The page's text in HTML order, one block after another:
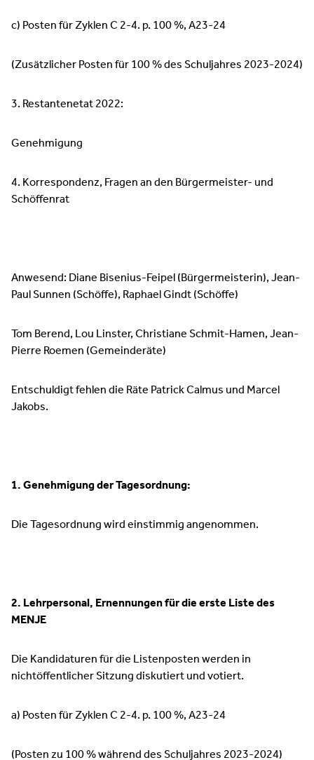
c) Posten für Zyklen C 2-4. p. 100 %, A23-24
(Zusätzlicher Posten für 100 % des Schuljahres 2023-2024)
3. Restantenetat 2022:
Genehmigung
4. Korrespondenz, Fragen an den Bürgermeister- und
Schöffenrat
Anwesend: Diane Bisenius-Feipel (Bürgermeisterin), Jean-
Paul Sunnen (Schöffe), Raphael Gindt (Schöffe)
Tom Berend, Lou Linster, Christiane Schmit-Hamen, Jean-
Pierre Roemen (Gemeinderäte)
Entschuldigt fehlen die Räte Patrick Calmus und Marcel
Jakobs.
1. Genehmigung der Tagesordnung:
Die Tagesordnung wird einstimmig angenommen.
2. Lehrpersonal, Ernennungen für die erste Liste des
MENJE
Die Kandidaturen für die Listenposten werden in
nichtöffentlicher Sitzung diskutiert und votiert.
a) Posten für Zyklen C 2-4. p. 100 %, A23-24
(Posten zu 100 % während des Schuljahres 2023-2024)